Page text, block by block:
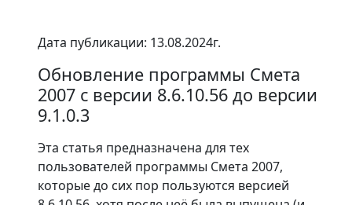
Дата публикации: 13.08.2024г.
Обновление программы Смета
2007 с версии 8.6.10.56 до версии
9.1.0.3
Эта статья предназначена для тех
пользователей программы Смета 2007,
которые до сих пор пользуются версией